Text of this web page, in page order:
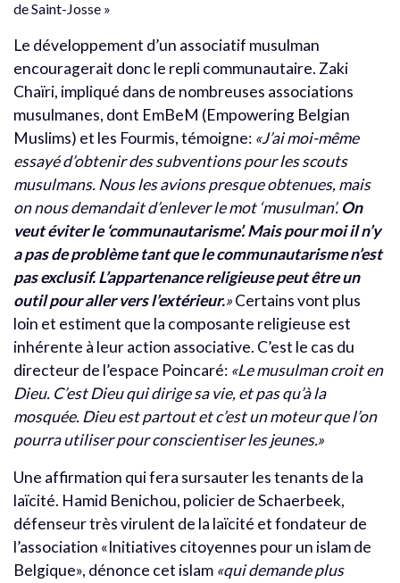
de Saint-Josse »
Le développement d’un associatif musulman
encouragerait donc le repli communautaire. Zaki
Chaïri, impliqué dans de nombreuses associations
musulmanes, dont EmBeM (Empowering Belgian
Muslims) et les Fourmis, témoigne: «J’ai moi-même
essayé d’obtenir des subventions pour les scouts
musulmans. Nous les avions presque obtenues, mais
on nous demandait d’enlever le mot ‘musulman’. On
veut éviter le ‘communautarisme’. Mais pour moi il n’y
a pas de problème tant que le communautarisme n’est
pas exclusif. L’appartenance religieuse peut être un
outil pour aller vers l’extérieur.»Certains vont plus
loin et estiment que la composante religieuse est
inhérente à leur action associative. C’est le cas du
directeur de l’espace Poincaré: «Le musulman croit en
Dieu. C’est Dieu qui dirige sa vie, et pas qu’à la
mosquée. Dieu est partout et c’est un moteur que l’on
pourra utiliser pour conscientiser les jeunes.»
Une affirmation qui fera sursauter les tenants de la
laïcité. Hamid Benichou, policier de Schaerbeek,
défenseur très virulent de la laïcité et fondateur de
l’association «Initiatives citoyennes pour un islam de
Belgique», dénonce cet islam «qui demande plus